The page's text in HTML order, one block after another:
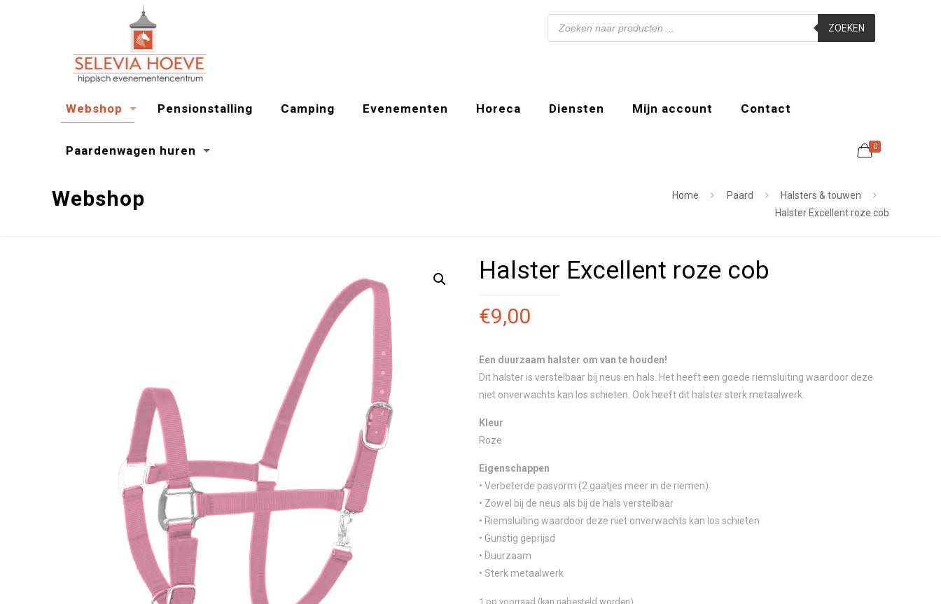
Webshop Pensionstalling Camping Evenementen Horeca Diensten Mijn account Contact
Paardenwagen huren
Producten
zoeken
ZOEKEN
0
Webshop Home Paard
Halsters & touwen
Halster Excellent roze cob
Halster Excellent roze cob
€9,00
Een duurzaam halster om van te houden!
Dit halster is verstelbaar bij neus en hals. Het heeft een goede riemsluiting waardoor deze
niet onverwachts kan los schieten. Ook heeft dit halster sterk metaalwerk.
Kleur
Roze
Eigenschappen
• Verbeterde pasvorm (2 gaatjes meer in de riemen)
• Zowel bij de neus als bij de hals verstelbaar
• Riemsluiting waardoor deze niet onverwachts kan los schieten
• Gunstig geprijsd
• Duurzaam
• Sterk metaalwerk
1 op voorraad (kan nabesteld worden)